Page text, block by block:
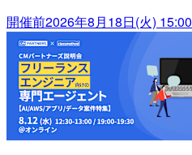
開催前2026年8月18日(火) 15:00